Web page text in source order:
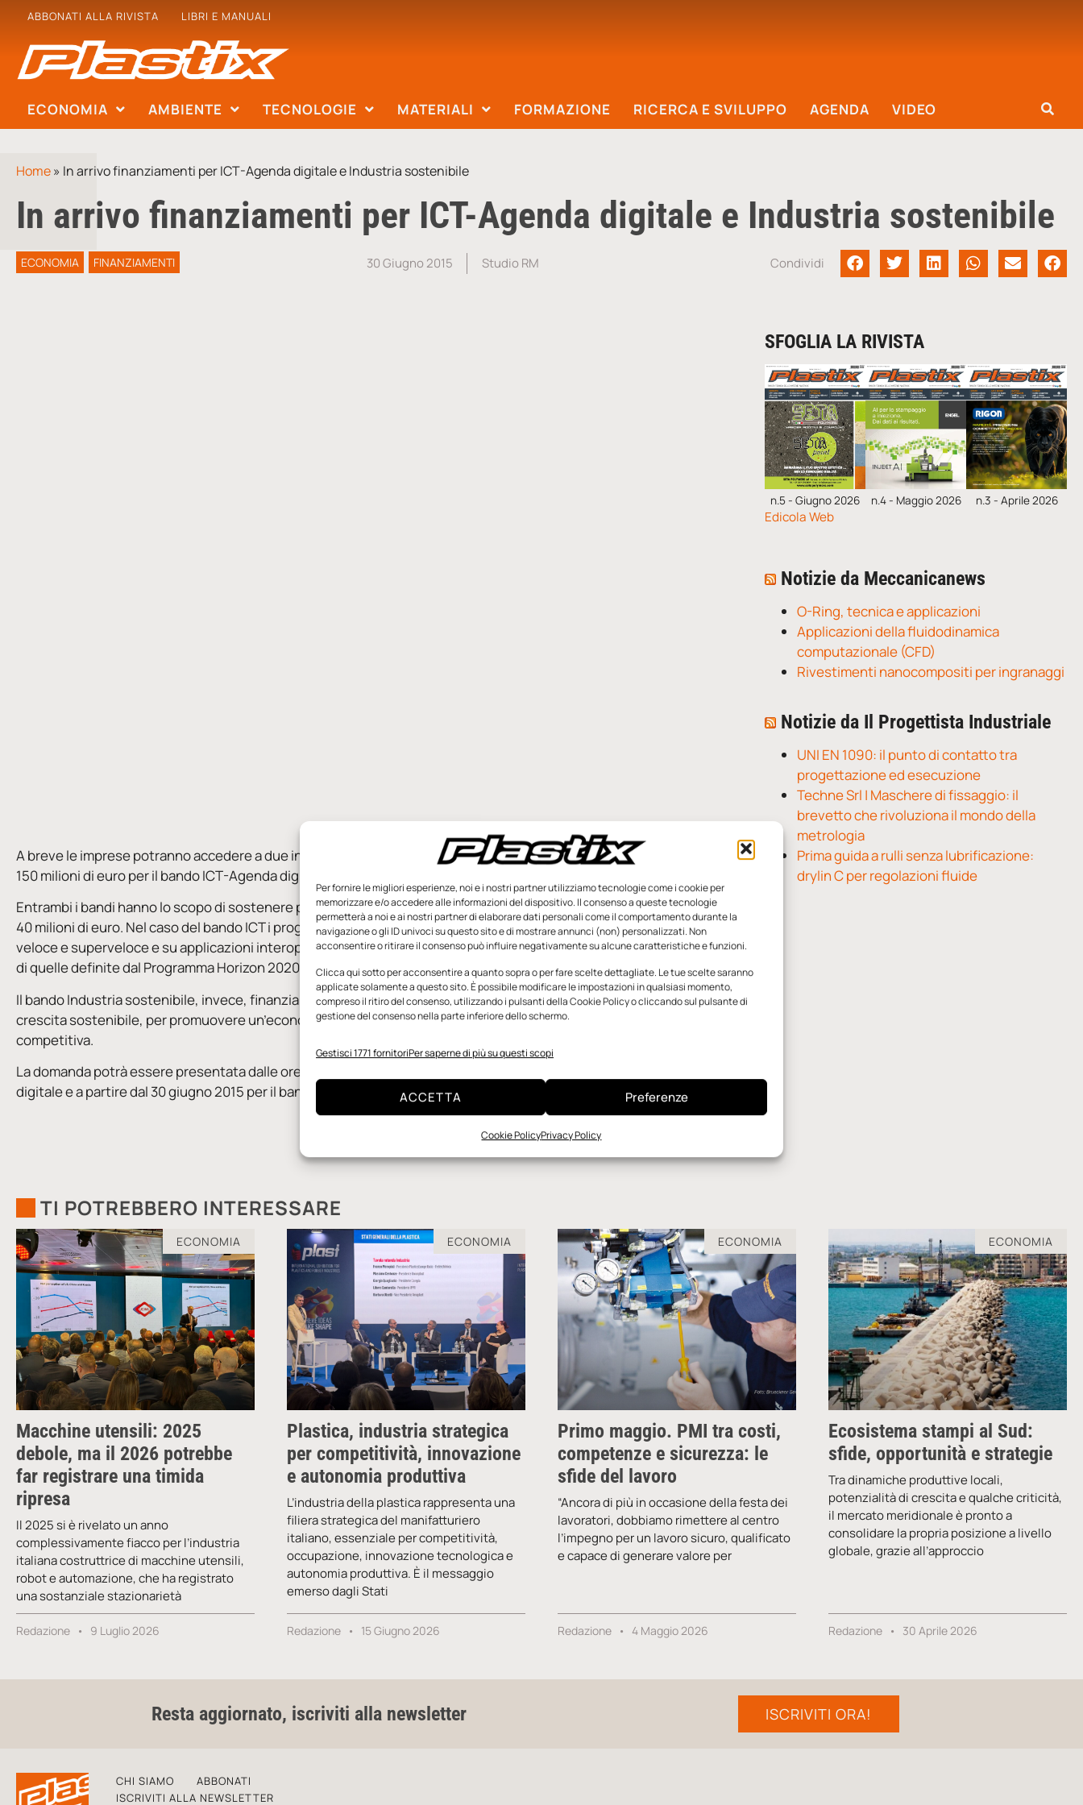
Per fornire le migliori esperienze, noi e i nostri partner utilizziamo tecnologie come i cookie per
memorizzare e/o accedere alle informazioni del dispositivo. Il consenso a queste tecnologie
permetterà a noi e ai nostri partner di elaborare dati personali come il comportamento durante la
navigazione o gli ID univoci su questo sito e di mostrare annunci (non) personalizzati. Non
acconsentire o ritirare il consenso può influire negativamente su alcune caratteristiche e funzioni.
Clicca qui sotto per acconsentire a quanto sopra o per fare scelte dettagliate. Le tue scelte saranno
applicate solamente a questo sito. È possibile modificare le impostazioni in qualsiasi momento,
compreso il ritiro del consenso, utilizzando i pulsanti della Cookie Policy o cliccando sul pulsante di
gestione del consenso nella parte inferiore dello schermo.
Gestisci 1771 fornitoriPer saperne di più su questi scopi
ACCETTA Preferenze
Cookie PolicyPrivacy Policy
ABBONATI ALLA RIVISTA LIBRI E MANUALI
ECONOMIA AMBIENTE TECNOLOGIE MATERIALI FORMAZIONE RICERCA E SVILUPPO AGENDA VIDEO
Home» In arrivo finanziamenti per ICT-Agenda digitale e Industria sostenibile
In arrivo finanziamenti per ICT-Agenda digitale e Industria sostenibile
ECONOMIA FINANZIAMENTI 30 Giugno 2015 Studio RM Condividi
A breve le imprese potranno accedere a due interventi del Fondo per la crescita sostenibile; saranno stanziati
150 milioni di euro per il bando ICT-Agenda digitale e 250 milioni di euro per il bando Industria sostenibile.
Entrambi i bandi hanno lo scopo di sostenere progetti di ricerca e sviluppo di rilevanti dimensioni, compresi tra 5 e
40 milioni di euro. Nel caso del bando ICT i progetti devono essere rivolti a un mercato digitale basato su Internet
veloce e superveloce e su applicazioni interoperabili e/o sviluppando specifiche Tecnologie Abilitanti, nell’ambito
di quelle definite dal Programma Horizon 2020.
Il bando Industria sostenibile, invece, finanzia progetti di ricerca e sviluppo finalizzati a perseguire un obiettivo di
crescita sostenibile, per promuovere un’economia efficiente sotto il profilo delle risorse, più verde e più
competitiva.
La domanda potrà essere presentata dalle ore 10 alle ore 19, a partire dal 25 giugno 2015 per il bando ICT-Agenda
digitale e a partire dal 30 giugno 2015 per il bando Industria sostenibile.
SFOGLIA LA RIVISTA
n.5 - Giugno 2026 n.4 - Maggio 2026 n.3 - Aprile 2026
Edicola Web
Notizie da Meccanicanews
O-Ring, tecnica e applicazioni
Applicazioni della fluidodinamica
computazionale (CFD)
Rivestimenti nanocompositi per ingranaggi
Notizie da Il Progettista Industriale
UNI EN 1090: il punto di contatto tra
progettazione ed esecuzione
Techne Srl | Maschere di fissaggio: il
brevetto che rivoluziona il mondo della
metrologia
Prima guida a rulli senza lubrificazione:
drylin C per regolazioni fluide
TI POTREBBERO INTERESSARE
ECONOMIA
Macchine utensili: 2025
debole, ma il 2026 potrebbe
far registrare una timida
ripresa
Il 2025 si è rivelato un anno
complessivamente fiacco per l’industria
italiana costruttrice di macchine utensili,
robot e automazione, che ha registrato
una sostanziale stazionarietà
Redazione 9 Luglio 2026
ECONOMIA
Plastica, industria strategica
per competitività, innovazione
e autonomia produttiva
L’industria della plastica rappresenta una
filiera strategica del manifatturiero
italiano, essenziale per competitività,
occupazione, innovazione tecnologica e
autonomia produttiva. È il messaggio
emerso dagli Stati
Redazione 15 Giugno 2026
ECONOMIA
Primo maggio. PMI tra costi,
competenze e sicurezza: le
sfide del lavoro
“Ancora di più in occasione della festa dei
lavoratori, dobbiamo rimettere al centro
l’impegno per un lavoro sicuro, qualificato
e capace di generare valore per
Redazione 4 Maggio 2026
ECONOMIA
Ecosistema stampi al Sud:
sfide, opportunità e strategie
Tra dinamiche produttive locali,
potenzialità di crescita e qualche criticità,
il mercato meridionale è pronto a
consolidare la propria posizione a livello
globale, grazie all’approccio
Redazione 30 Aprile 2026
Resta aggiornato, iscriviti alla newsletter ISCRIVITI ORA!
CHI SIAMO
ABBONATI
ISCRIVITI ALLA NEWSLETTER